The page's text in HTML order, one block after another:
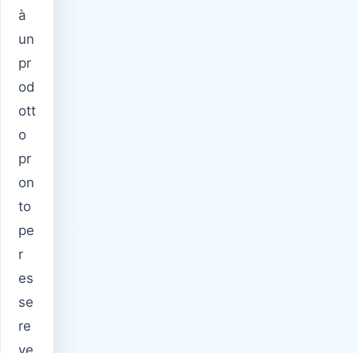
à
un
pr
od
ott
o
pr
on
to
pe
r
es
se
re
ve